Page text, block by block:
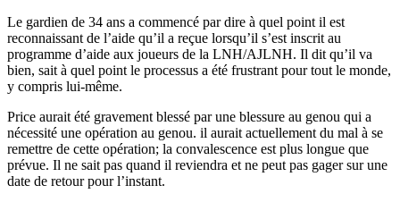
Le gardien de 34 ans a commencé par dire à quel point il est
reconnaissant de l’aide qu’il a reçue lorsqu’il s’est inscrit au
programme d’aide aux joueurs de la LNH/AJLNH. Il dit qu’il va
bien, sait à quel point le processus a été frustrant pour tout le monde,
y compris lui-même.
Price aurait été gravement blessé par une blessure au genou qui a
nécessité une opération au genou. il aurait actuellement du mal à se
remettre de cette opération; la convalescence est plus longue que
prévue. Il ne sait pas quand il reviendra et ne peut pas gager sur une
date de retour pour l’instant.